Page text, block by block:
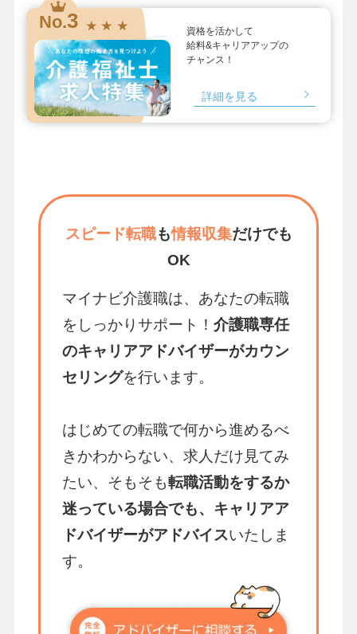
No.3 ★ ★ ★
資格を活かして
給料&キャリアアップの
チャンス！
詳細を見る
スピード転職も情報収集だけでも
OK
マイナビ介護職は、あなたの転職
をしっかりサポート！ 介護職専任
のキャリアアドバイザーがカウン
セリングを行います。
はじめての転職で何から進めるべ
きかわからない、求人だけ見てみ
たい、そもそも転職活動をするか
迷っている場合でも、キャリアア
ドバイザーがアドバイスいたしま
す。